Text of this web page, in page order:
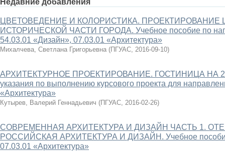
Недавние добавления
ЦВЕТОВЕДЕНИЕ И КОЛОРИСТИКА.
ИСТОРИЧЕСКОЙ ЧАСТИ ГОРОДА. Учебное пособие по
54.03.01 «Дизайн», 07.03.01 «Архитектура»
Михалчева, Светлана Григорьевна (ПГУАС, 2016-09-10)
АРХИТЕКТУРНОЕ ПРОЕКТИРОВАНИЕ. ГОСТИНИЦА НА
указания по выполнению курсового проекта для
«Архитектура»
Кутырев, Валерий Геннадьевич (ПГУАС, 2016-02-26)
СОВРЕМЕННАЯ АРХИТЕКТУРА И ДИЗАЙН ЧАСТЬ 1.
РОССИЙСКАЯ АРХИТЕКТУРА И ДИЗАЙН. Учебное пособие
07.03.01 «Архитектура»